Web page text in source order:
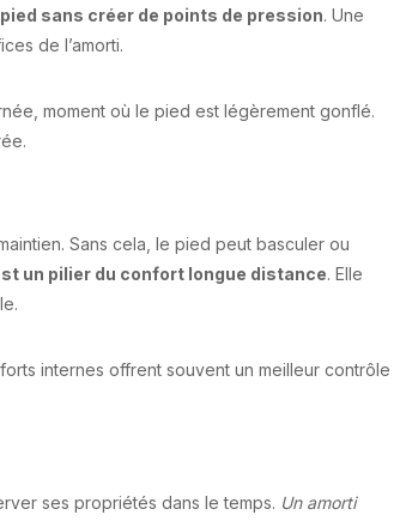
sans créer de points de pression. Une
de l’amorti.
moment où le pied est légèrement gonflé.
Sans cela, le pied peut basculer ou
un pilier du confort longue distance. Elle
internes offrent souvent un meilleur contrôle
ses propriétés dans le temps. Un amorti